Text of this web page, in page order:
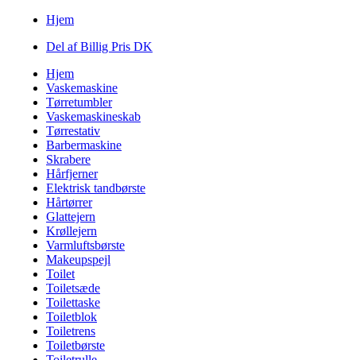
Hjem
Del af Billig Pris DK
Hjem
Vaskemaskine
Tørretumbler
Vaskemaskineskab
Tørrestativ
Barbermaskine
Skrabere
Hårfjerner
Elektrisk tandbørste
Hårtørrer
Glattejern
Krøllejern
Varmluftsbørste
Makeupspejl
Toilet
Toiletsæde
Toilettaske
Toiletblok
Toiletrens
Toiletbørste